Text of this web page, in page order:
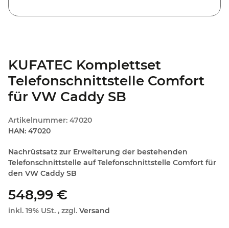
KUFATEC Komplettset
Telefonschnittstelle Comfort
für VW Caddy SB
Artikelnummer: 47020
HAN: 47020
Nachrüstsatz zur Erweiterung der bestehenden
Telefonschnittstelle auf Telefonschnittstelle Comfort für
den VW Caddy SB
548,99 €
inkl. 19% USt. , zzgl. Versand